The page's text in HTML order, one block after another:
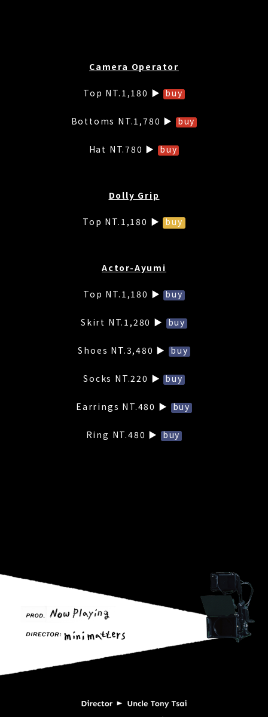
Camera Operator
Top NT.1,180 ▶buy
Bottoms NT.1,780 ▶ buy
Hat NT.780 ▶ buy
Dolly Grip
Top NT.1,180 ▶ buy
Actor-Ayumi
Top NT.1,180 ▶buy
Skirt NT.1,280 ▶ buy
Shoes NT.3,480 ▶buy
Socks NT.220 ▶buy
Earrings NT.480 ▶ buy
Ring NT.480 ▶ buy